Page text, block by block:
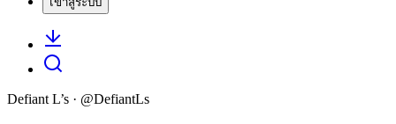
Defiant L’s · @DefiantLs